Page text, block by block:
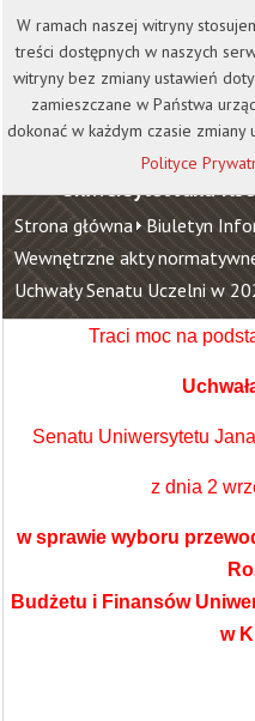
Kontakt
Wirtualna Uczelnia
Uniwersytet Jana
Strona główna Biuletyn
Wewnętrzne akty
Uchwały Senatu Uczelni w
Traci moc na
Senatu Uniwersytetu
z dnia 2
w sprawie wyboru
Budżetu i Finansów
w
W ramach naszej witryny
treści dostępnych w naszych
witryny bez zmiany ustawień
zamieszczane w Państwa
dokonać w każdym czasie zmiany
Polityce